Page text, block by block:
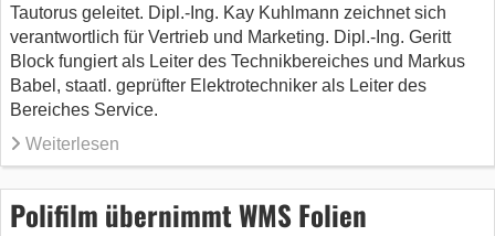
Tautorus geleitet. Dipl.-Ing. Kay Kuhlmann zeichnet sich
verantwortlich für Vertrieb und Marketing. Dipl.-Ing. Geritt
Block fungiert als Leiter des Technikbereiches und Markus
Babel, staatl. geprüfter Elektrotechniker als Leiter des
Bereiches Service.
Weiterlesen
Polifilm übernimmt WMS Folien